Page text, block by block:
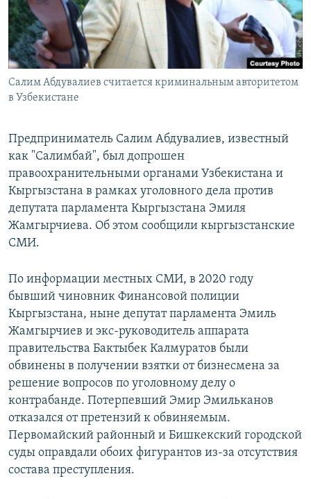
Салим Абдувалиев считается криминальным авторитетом
в Узбекистане
Предприниматель Салим Абдувалиев, известный
как "Салимбай", был допрошен
правоохранительными органами Узбекистана и
Кыргызстана в рамках уголовного дела против
депутата парламента Кыргызстана Эмиля
Жамгырчиева. Об этом сообщили кыргызстанские
СМИ.
По информации местных СМИ, в 2020 году
бывший чиновник Финансовой полиции
Кыргызстана, ныне депутат парламента Эмиль
Жамгырчиев и экс-руководитель аппарата
правительства Бактыбек Калмуратов были
обвинены в получении взятки от бизнесмена за
решение вопросов по уголовному делу о
контрабанде. Потерпевший Эмир Эмильканов
отказался от претензий к обвиняемым.
Первомайский районный и Бишкекский городской
суды оправдали обоих фигурантов из-за отсутствия
состава преступления.